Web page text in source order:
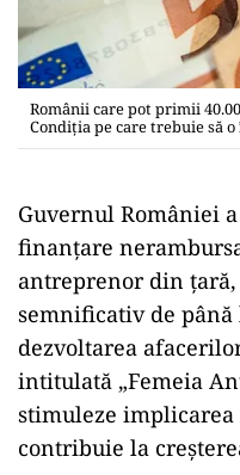
Românii care pot primii
Condiția pe care trebuie să
Guvernul României
finanțare
antreprenor din
semnificativ de până
dezvoltarea
intitulată „Femeia
stimuleze
contribuie la